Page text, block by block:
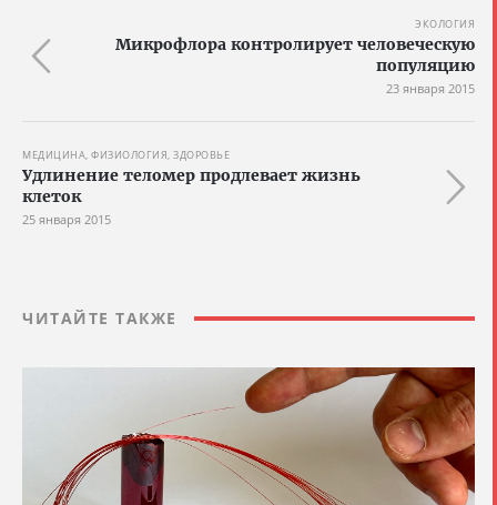
ЭКОЛОГИЯ
Микрофлора контролирует человеческую
популяцию
23 января 2015
МЕДИЦИНА, ФИЗИОЛОГИЯ, ЗДОРОВЬЕ
Удлинение теломер продлевает жизнь
клеток
25 января 2015
ЧИТАЙТЕ ТАКЖЕ